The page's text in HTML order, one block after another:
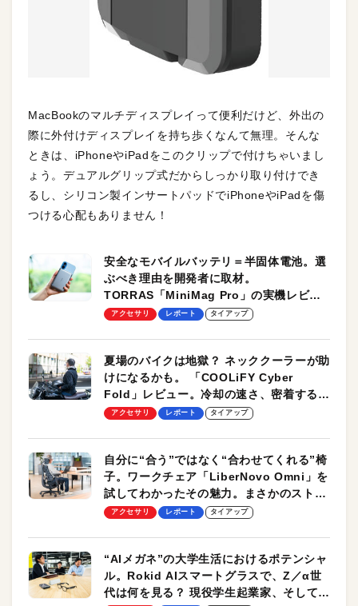
MacBookのマルチディスプレイって便利だけど、外出の
際に外付けディスプレイを持ち歩くなんて無理。そんな
ときは、iPhoneやiPadをこのクリップで付けちゃいまし
ょう。デュアルグリップ式だからしっかり取り付けでき
るし、シリコン製インサートパッドでiPhoneやiPadを傷
つける心配もありません！
安全なモバイルバッテリ＝半固体電池。選
ぶべき理由を開発者に取材。
TORRAS「MiniMag Pro」の実機レビュ
ーも
アクセサリ レポート タイアップ
夏場のバイクは地獄？ ネッククーラーが助
けになるかも。 「COOLiFY Cyber
Fold」レビュー。冷却の速さ、密着する冷
却プレート、シンプルな操作性がグッド！
アクセサリ レポート タイアップ
自分に“合う”ではなく“合わせてくれる”椅
子。ワークチェア「LiberNovo Omni」を
試してわかったその魅力。まさかのストレ
ッチ機能も搭載
アクセサリ レポート タイアップ
“AIメガネ”の大学生活におけるポテンシャ
ル。Rokid AIスマートグラスで、Z／α世
代は何を見る？ 現役学生起業家、そして教